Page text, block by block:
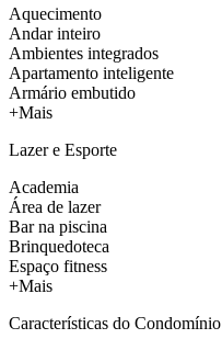
Aquecimento
Andar inteiro
Ambientes integrados
Apartamento inteligente
Armário embutido
+Mais
Lazer e Esporte
Academia
Área de lazer
Bar na piscina
Brinquedoteca
Espaço fitness
+Mais
Características do Condomínio